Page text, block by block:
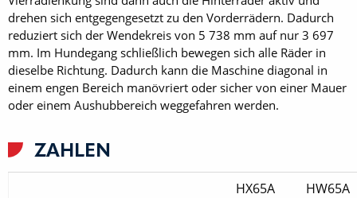
drehen sich entgegengesetzt zu den Vorderrädern. Da­durch
reduziert sich der Wendekreis von 5 738 mm auf nur 3 697
mm. Im Hundegang schließlich bewegen sich alle Räder in
dieselbe Richtung. Dadurch kann die Maschine diagonal in
einem engen Bereich manövriert oder sicher von einer Mauer
oder einem Aushubbereich weggefahren werden.
ZAHLEN
HX65A
HW65A